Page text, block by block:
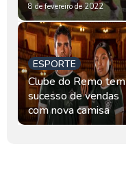
8 de fevereiro de 2022
ESPORTE
Clube do Remo tem
sucesso de vendas
com nova camisa